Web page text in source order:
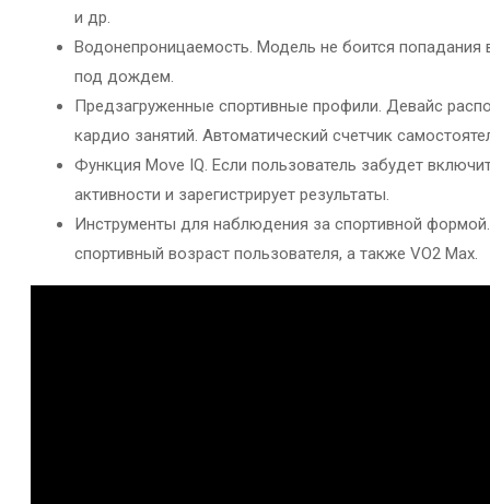
и др.
Водонепроницаемость. Модель не боится попадания
под дождем.
Предзагруженные спортивные профили. Девайс
кардио занятий. Автоматический счетчик
Функция Move IQ. Если пользователь забудет
активности и зарегистрирует результаты.
Инструменты для наблюдения за спортивной
спортивный возраст пользователя, а также VO2 Max.